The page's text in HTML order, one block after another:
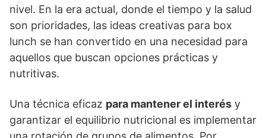
nivel. En la era actual, donde el tiempo y la salud
son prioridades, las ideas creativas para box
lunch se han convertido en una necesidad para
aquellos que buscan opciones prácticas y
nutritivas.
Una técnica eficaz para mantener el interés y
garantizar el equilibrio nutricional es implementar